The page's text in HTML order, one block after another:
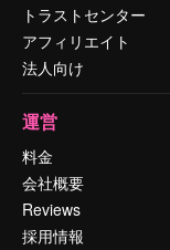
トラストセンター
アフィリエイト
法人向け
運営
料金
会社概要
Reviews
採用情報